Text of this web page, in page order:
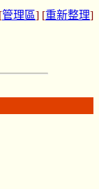
管理區] [重新整理]